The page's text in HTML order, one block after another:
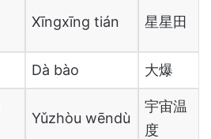
Xīngxīng tián 星星田
Dà bào 大爆
Yǔzhòu wēndù
宇宙温
度